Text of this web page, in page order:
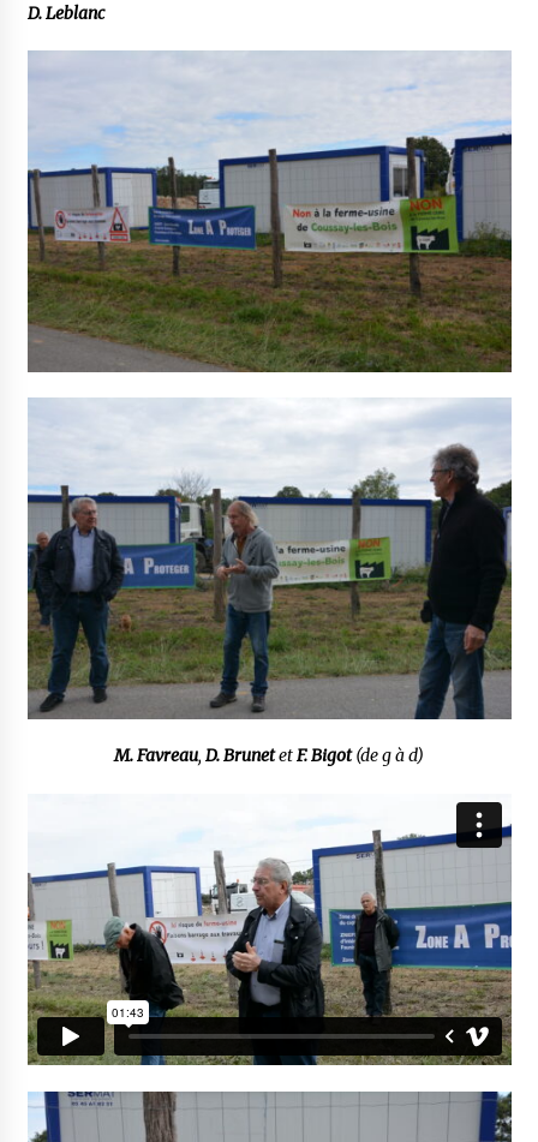
D. Leblanc
M. Favreau, D. BrunetetF. Bigot(de g à d)